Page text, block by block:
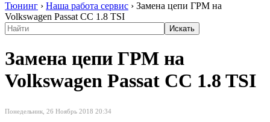
Тюнинг › Наша работа сервис › Замена цепи ГРМ на
Volkswagen Passat CC 1.8 TSI
Замена цепи ГРМ на
Volkswagen Passat CC 1.8 TSI
Понедельник, 26 Ноябрь 2018 20:34